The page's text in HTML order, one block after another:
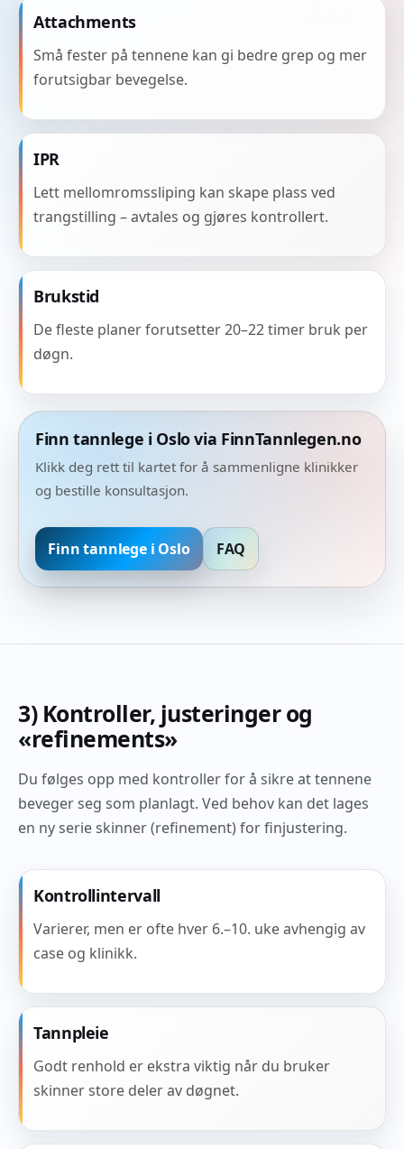
Attachments
Små fester på tennene kan gi bedre grep og mer
forutsigbar bevegelse.
IPR
Lett mellomromssliping kan skape plass ved
trangstilling – avtales og gjøres kontrollert.
Brukstid
De fleste planer forutsetter 20–22 timer bruk per
døgn.
Finn tannlege i Oslo via FinnTannlegen.no
Klikk deg rett til kartet for å sammenligne klinikker
og bestille konsultasjon.
Finn tannlege i Oslo FAQ
3) Kontroller, justeringer og
«refinements»
Du følges opp med kontroller for å sikre at tennene
beveger seg som planlagt. Ved behov kan det lages
en ny serie skinner (refinement) for finjustering.
Kontrollintervall
Varierer, men er ofte hver 6.–10. uke avhengig av
case og klinikk.
Tannpleie
Godt renhold er ekstra viktig når du bruker
skinner store deler av døgnet.